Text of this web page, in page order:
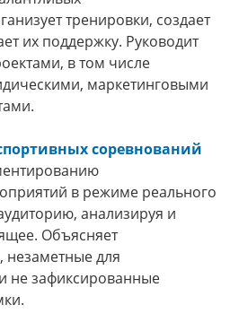
тренировки, создает
их поддержку. Руководит
в том числе
маркетинговыми
соревнований
в режиме реального
анализируя и
Объясняет
незаметные для
не зафиксированные